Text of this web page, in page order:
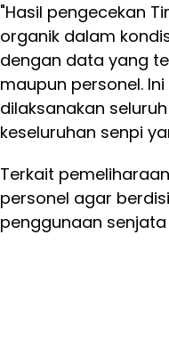
"Hasil pengecekan
organik dalam
dengan data yang
maupun personel.
dilaksanakan
keseluruhan senpi
Terkait
personel agar
penggunaan senjata